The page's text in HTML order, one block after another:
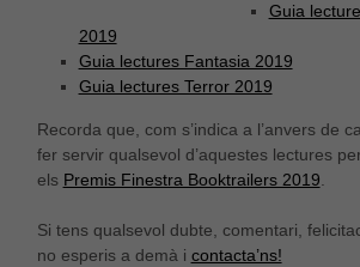
Guia
2019
Guia lectures Fantasia 2019
Guia lectures Terror 2019
Recorda que, com s’indica a l’anvers de
fer servir qualsevol d’aquestes lectures
els Premis Finestra Booktrailers 2019
Si tens qualsevol dubte, comentari,
no esperis a demà i contacta’ns!